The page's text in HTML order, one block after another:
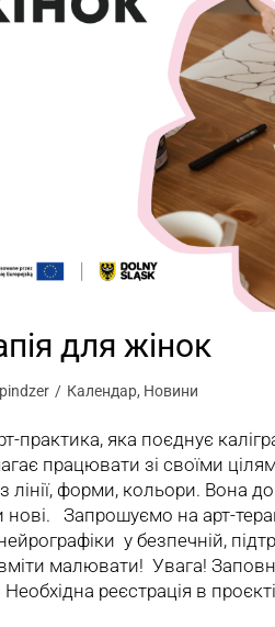
для жінок
Календар, Новини
практика, яка поєднує
працювати зі своїми
лінії, форми, кольори. Вона
нові. Запрошуємо на арт-
у безпечній,
вміти малювати! Увага!
реєстрація в